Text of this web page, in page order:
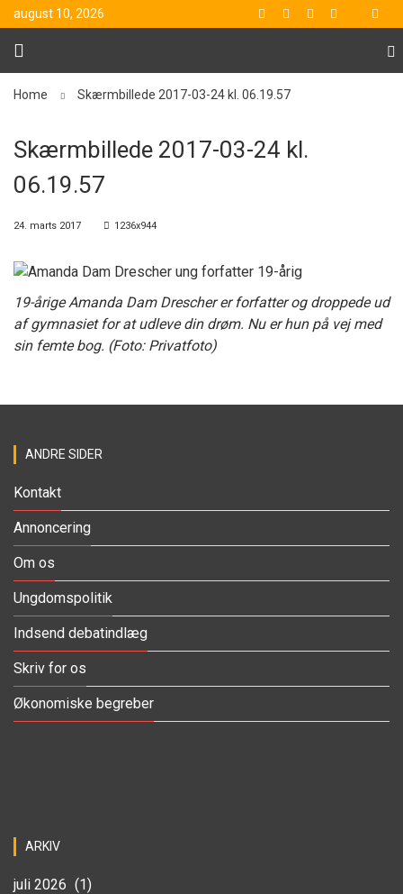
august 10, 2026
Home Skærmbillede 2017-03-24 kl. 06.19.57
Skærmbillede 2017-03-24 kl.
06.19.57
24. marts 2017 1236x944
19-årige Amanda Dam Drescher er forfatter og droppede ud
af gymnasiet for at udleve din drøm. Nu er hun på vej med
sin femte bog. (Foto: Privatfoto)
ANDRE SIDER
Kontakt
Annoncering
Om os
Ungdomspolitik
Indsend debatindlæg
Skriv for os
Økonomiske begreber
ARKIV
juli 2026 (1)